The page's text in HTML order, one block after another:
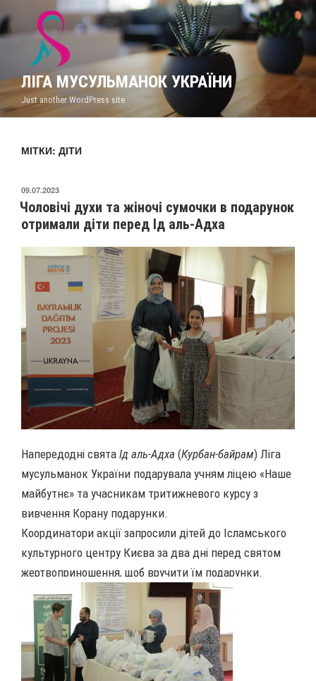
до
вмісту
ЛІГА МУСУЛЬМАНОК УКРАЇНИ
Just another WordPress site
МІТКИ: ДІТИ
ОПУБЛІКОВАНО
09.07.2023
Чоловічі духи та жіночі сумочки в подарунок
отримали діти перед Ід аль-Адха
Напередодні свята Ід аль-Адха (Курбан-байрам) Ліга
мусульманок України подарувала учням ліцею «Наше
майбутнє» та учасникам тритижневого курсу з
вивчення Корану подарунки.
Координатори акції запросили дітей до Ісламського
культурного центру Києва за два дні перед святом
жертвоприношення, щоб вручити їм подарунки.